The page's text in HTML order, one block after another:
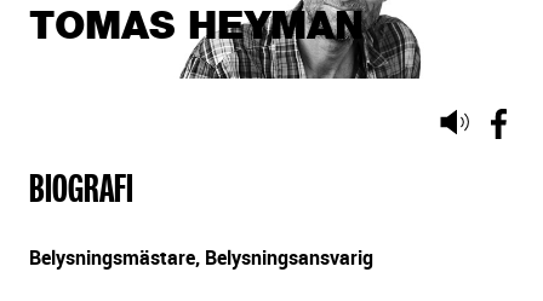
TOMAS HEYMAN
Lyssna
BIOGRAFI
Belysningsmästare, Belysningsansvarig